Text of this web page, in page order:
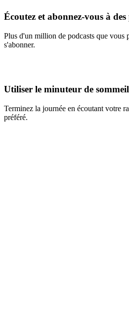
Écoutez et abonnez-vous à des
Plus d'un million de podcasts que vous
s'abonner.
Utiliser le minuteur de sommeil
Terminez la journée en écoutant votre
préféré.